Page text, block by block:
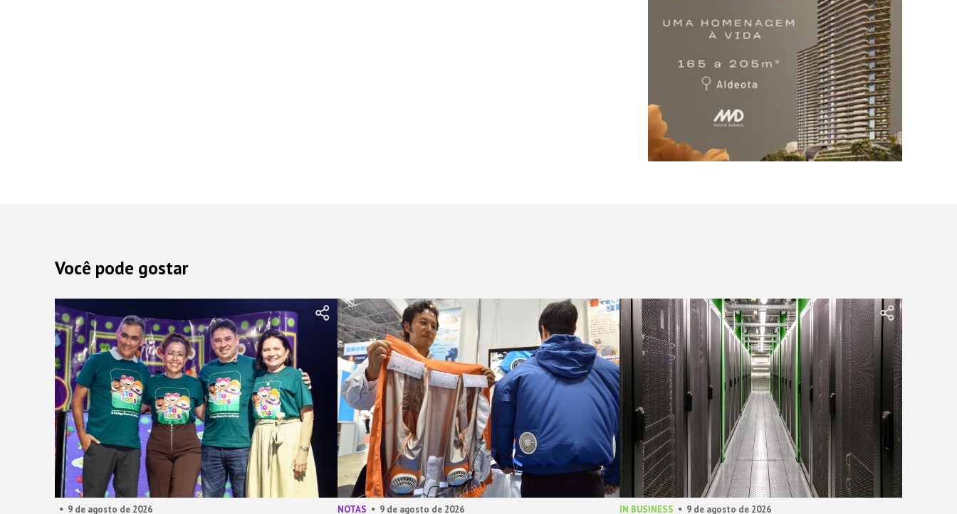
Você pode gostar
9 de agosto de 2026 NOTAS 9 de agosto de 2026 IN BUSINESS 9 de agosto de 2026